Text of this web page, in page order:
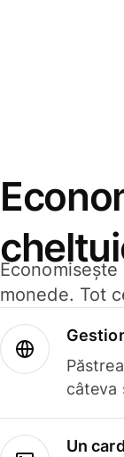
monede. Tot
câteva
Un